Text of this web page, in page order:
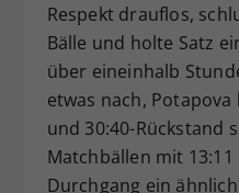
Respekt drauflos,
Bälle und holte Satz
über eineinhalb
etwas nach,
und 30:40-Rückstand
Matchbällen mit
Durchgang ein